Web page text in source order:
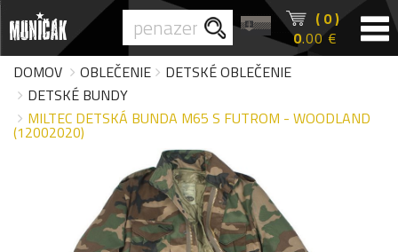
( 0 )
0.00 €
DOMOV
OBLEČENIE
DETSKÉ OBLEČENIE
DETSKÉ BUNDY
MILTEC DETSKÁ BUNDA M65 S FUTROM - WOODLAND
(12002020)